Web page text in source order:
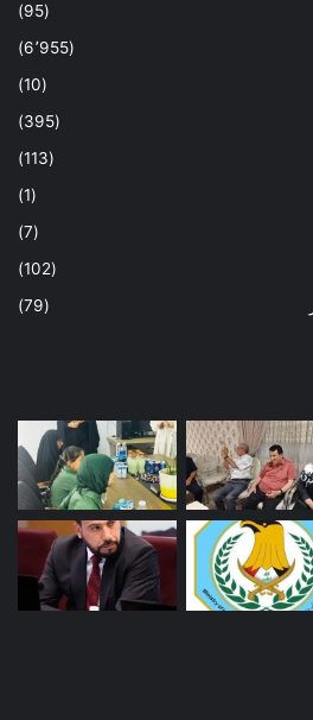
(95)
(6٬955)
(10)
(395)
(113)
(1)
(7)
(102)
(79)